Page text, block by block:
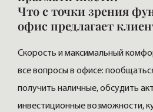
Что с точки зрения
офис предлагает
Скорость и максимальный
все вопросы в офисе:
получить наличные, обсудить
инвестиционные возможности,